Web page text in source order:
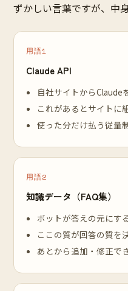
ずかしい言葉ですが、中
用語1
Claude API
自社サイトからClaude
これがあるとサイトに
使った分だけ払う従量
用語2
知識データ（FAQ集）
ボットが答えの元にす
ここの質が回答の質を
あとから追加・修正で